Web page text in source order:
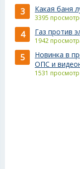
3 Какая баня
3395
4 Газ против
1942
5
Новинка в
ОПС и
1531 просмотр